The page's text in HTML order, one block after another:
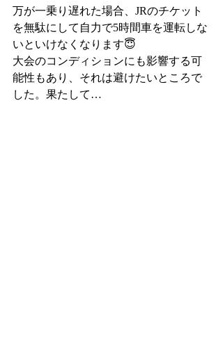
万が一乗り遅れた場合、JRのチケット
を無駄にして自力で5時間車を運転しな
いといけなくなります😇
大会のコンディションにも影響する可
能性もあり、それは避けたいところで
した。果たして…